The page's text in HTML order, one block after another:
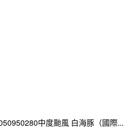
中度颱風 白海豚（國際...